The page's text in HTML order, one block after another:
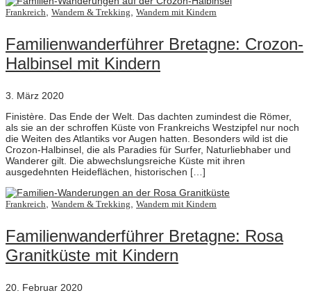
Frankreich Wandern & Trekking Wandern mit Kindern
Familienwanderführer Bretagne: Crozon-
Halbinsel mit Kindern
3. März 2020
Finistère. Das Ende der Welt. Das dachten zumindest die Römer,
als sie an der schroffen Küste von Frankreichs Westzipfel nur noch
die Weiten des Atlantiks vor Augen hatten. Besonders wild ist die
Crozon-Halbinsel, die als Paradies für Surfer, Naturliebhaber und
Wanderer gilt. Die abwechslungsreiche Küste mit ihren
ausgedehnten Heideflächen, historischen […]
Frankreich Wandern & Trekking Wandern mit Kindern
Familienwanderführer Bretagne: Rosa
Granitküste mit Kindern
20. Februar 2020